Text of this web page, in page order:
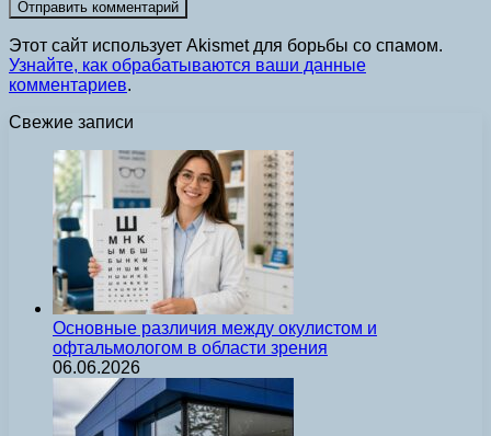
Этот сайт использует Akismet для борьбы со спамом.
Узнайте, как обрабатываются ваши данные
комментариев.
Свежие записи
Основные различия между окулистом и
офтальмологом в области зрения
06.06.2026